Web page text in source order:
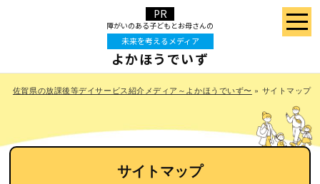
障がいのある⼦どもとお⺟さんの
未来を考えるメディア
よかほうでいず
佐賀県の放課後等デイサービス紹介メディア～よかほうでいず〜 » サイトマップ
サイトマップ